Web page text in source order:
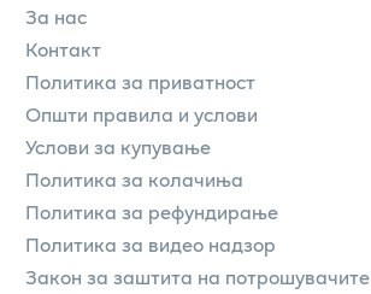
За нас
Контакт
Политика за приватност
Општи правила и услови
Услови за купување
Политика за колачиња
Политика за рефундирање
Политика за видео надзор
Закон за заштита на потрошувачите